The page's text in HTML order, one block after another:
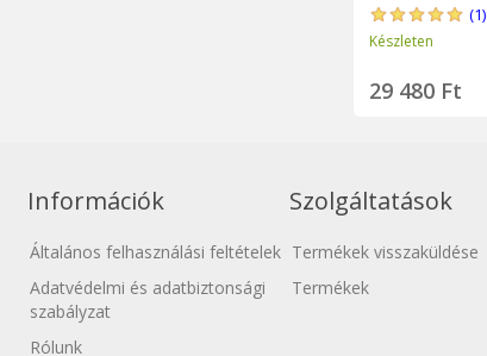
(1)
Készleten
29 480 Ft
Információk
Általános felhasználási feltételek
Adatvédelmi és adatbiztonsági
szabályzat
Rólunk
Szolgáltatások
Termékek visszaküldése
Termékek